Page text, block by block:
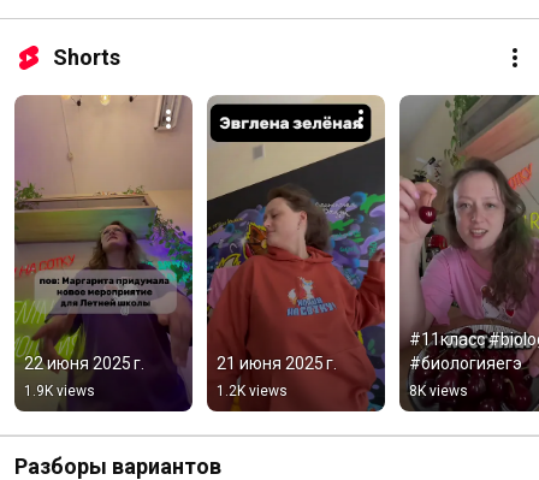
Shorts
22 июня 2025 г.
1.9K views
21 июня 2025 г.
1.2K views
#11класс
#биологияегэ
8K views
Разборы вариантов